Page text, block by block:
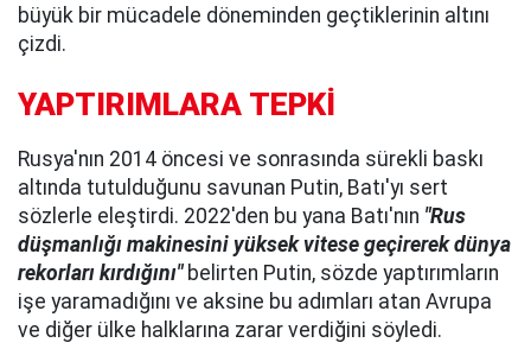
büyük bir mücadele döneminden geçtiklerinin altını
çizdi.
YAPTIRIMLARA TEPKİ
Rusya'nın 2014 öncesi ve sonrasında sürekli baskı
altında tutulduğunu savunan Putin, Batı'yı sert
sözlerle eleştirdi. 2022'den bu yana Batı'nın "Rus
düşmanlığı makinesini yüksek vitese geçirerek dünya
rekorları kırdığını"belirten Putin, sözde yaptırımların
işe yaramadığını ve aksine bu adımları atan Avrupa
ve diğer ülke halklarına zarar verdiğini söyledi.